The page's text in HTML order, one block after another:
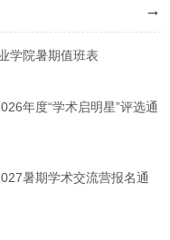
→
学院暑期值班表
年度“学术启明星”评选通
暑期学术交流营报名通